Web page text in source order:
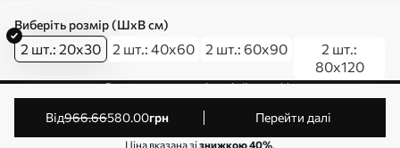
Виберіть розмір (ШхВ см)
2 шт.: 20x30 2 шт.: 40x60 2 шт.: 60x90
2 шт.:
80x120
від966.66580.00грн Перейти далі
Ціна вказана зізнижкою 40%.
Редагування дозволів на файли cookie
© 2011-2026 Art-holst. Усі права захищені. Власник:
ТОВ “КЛЄВЄР”. Код ЄДРПОУ: 31780602.